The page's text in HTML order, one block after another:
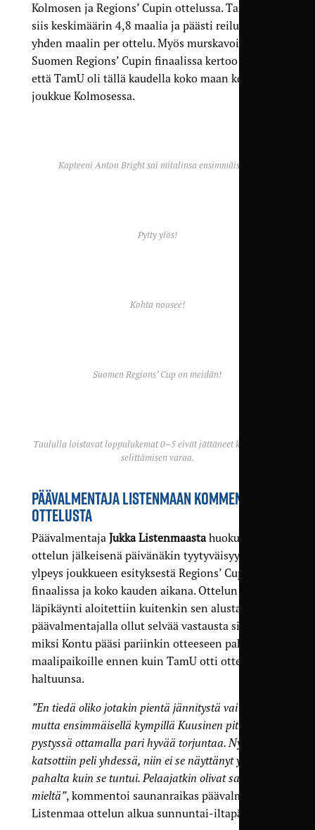
Kolmosen ja Regions’ Cupin ottelussa. TamU teki
siis keskimäärin 4,8 maalia ja päästi reilusti alle
yhden maalin per ottelu. Myös murskavoitto
Suomen Regions’ Cupin finaalissa kertoo siitä,
että TamU oli tällä kaudella koko maan kovin
joukkue Kolmosessa.
Kapteeni Anton Bright sai mitalinsa ensimmäisenä.
Pytty ylös!
Kohta nousee!
Suomen Regions’ Cup on meidän!
Taululla loistavat loppulukemat 0–5 eivät jättäneet kenellekään
selittämisen varaa.
PÄÄVALMENTAJA LISTENMAAN KOMMENTIT
OTTELUSTA
Päävalmentaja Jukka Listenmaastahuokui vielä
ottelun jälkeisenä päivänäkin tyytyväisyys ja
ylpeys joukkueen esityksestä Regions’ Cupin
finaalissa ja koko kauden aikana. Ottelun
läpikäynti aloitettiin kuitenkin sen alusta, eikä
päävalmentajalla ollut selvää vastausta siihen,
miksi Kontu pääsi pariinkin otteeseen pahoille
maalipaikoille ennen kuin TamU otti ottelun
haltuunsa.
”En tiedä oliko jotakin pientä jännitystä vai mikä,
mutta ensimmäisellä kympillä Kuusinen piti meidät
pystyssä ottamalla pari hyvää torjuntaa. Nyt kun
katsottiin peli yhdessä, niin ei se näyttänyt yhtä
pahalta kuin se tuntui. Pelaajatkin olivat samaa
mieltä”, kommentoi saunanraikas päävalmentaja
Listenmaa ottelun alkua sunnuntai-iltapäivällä.